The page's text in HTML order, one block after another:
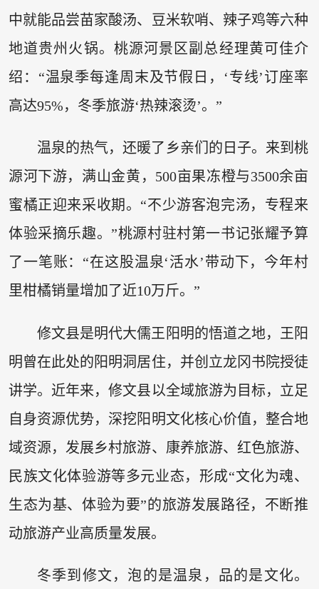
中就能品尝苗家酸汤、豆米软哨、辣子鸡等六种
地道贵州火锅。桃源河景区副总经理黄可佳介
绍：“温泉季每逢周末及节假日，‘专线’订座率
高达95%，冬季旅游‘热辣滚烫’。”
温泉的热气，还暖了乡亲们的日子。来到桃
源河下游，满山金黄，500亩果冻橙与3500余亩
蜜橘正迎来采收期。“不少游客泡完汤，专程来
体验采摘乐趣。”桃源村驻村第一书记张耀予算
了一笔账：“在这股温泉‘活水’带动下，今年村
里柑橘销量增加了近10万斤。”
修文县是明代大儒王阳明的悟道之地，王阳
明曾在此处的阳明洞居住，并创立龙冈书院授徒
讲学。近年来，修文县以全域旅游为目标，立足
自身资源优势，深挖阳明文化核心价值，整合地
域资源，发展乡村旅游、康养旅游、红色旅游、
民族文化体验游等多元业态，形成“文化为魂、
生态为基、体验为要”的旅游发展路径，不断推
动旅游产业高质量发展。
冬季到修文，泡的是温泉，品的是文化。